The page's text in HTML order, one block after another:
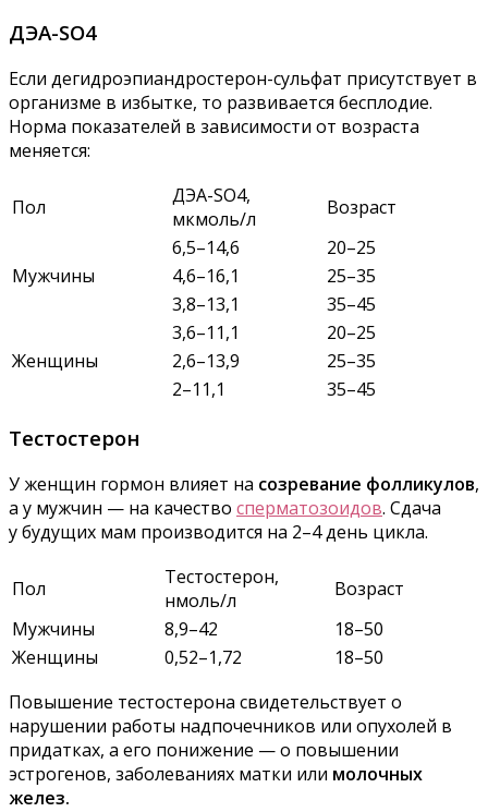
ДЭА-SO4
Если дегидроэпиандростерон-сульфат присутствует в
организме в избытке, то развивается бесплодие.
Норма показателей в зависимости от возраста
меняется:
Пол
ДЭА-SO4,
мкмоль/л
Возраст
Мужчины
6,5–14,6
20–25
4,6–16,1
25–35
3,8–13,1
35–45
Женщины
3,6–11,1
20–25
2,6–13,9
25–35
2–11,1
35–45
Тестостерон
У женщин гормон влияет на созревание фолликулов,
а у мужчин — на качество сперматозоидов. Сдача
у будущих мам производится на 2–4 день цикла.
Пол
Тестостерон,
нмоль/л
Возраст
Мужчины
8,9–42
18–50
Женщины
0,52–1,72
18–50
Повышение тестостерона свидетельствует о
нарушении работы надпочечников или опухолей в
придатках, а его понижение — о повышении
эстрогенов, заболеваниях матки или молочных
желез.